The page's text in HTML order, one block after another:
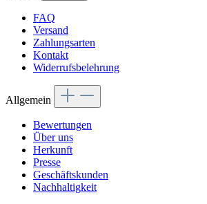
FAQ
Versand
Zahlungsarten
Kontakt
Widerrufsbelehrung
Allgemein
Bewertungen
Über uns
Herkunft
Presse
Geschäftskunden
Nachhaltigkeit